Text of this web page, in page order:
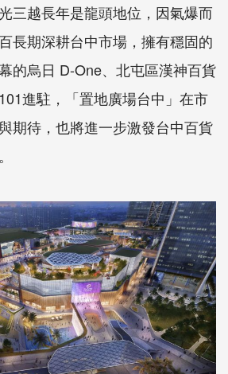
三越長年是龍頭地位，因氣爆而
長期深耕台中市場，擁有穩固的
的烏日 D-One、北屯區漢神百貨
進駐，「置地廣場台中」在市
期待，也將進一步激發台中百貨